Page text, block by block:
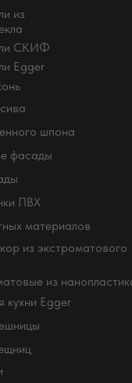
из
кухни Egger
фасады
шпона
ПВХ
материалов
из экстроматового
из
СКИФ
Egger